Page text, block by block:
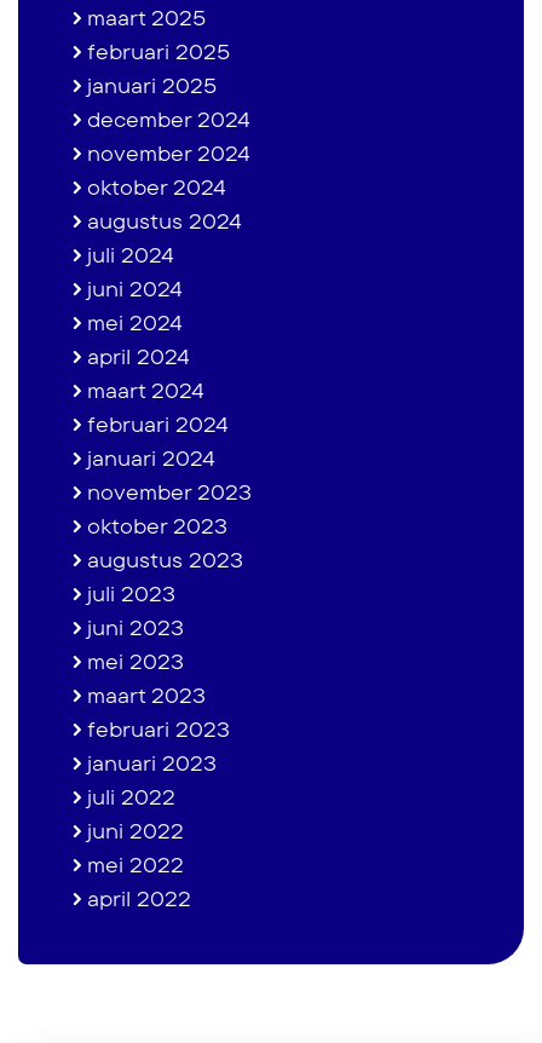
maart 2025
februari 2025
januari 2025
december 2024
november 2024
oktober 2024
augustus 2024
juli 2024
juni 2024
mei 2024
april 2024
maart 2024
februari 2024
januari 2024
november 2023
oktober 2023
augustus 2023
juli 2023
juni 2023
mei 2023
maart 2023
februari 2023
januari 2023
juli 2022
juni 2022
mei 2022
april 2022